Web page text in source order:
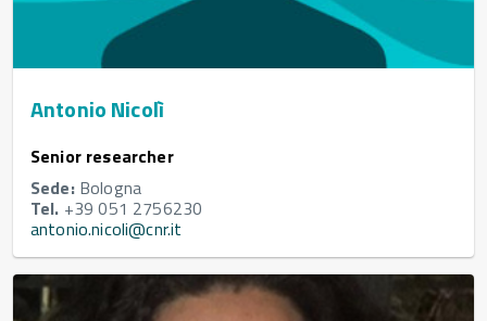
Antonio Nicolì
Senior researcher
Sede:Bologna
Tel. +39 051 2756230
antonio.nicoli@cnr.it